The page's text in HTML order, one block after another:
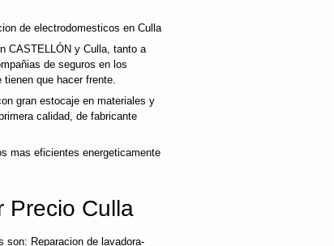
de electrodomesticos en Culla
CASTELLÓN y Culla, tanto a
de seguros en los
que hacer frente.
gran estocaje en materiales y
calidad, de fabricante
mas eficientes energeticamente
Precio Culla
son: Reparacion de lavadora-